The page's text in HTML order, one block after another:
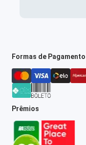
Formas de Pagamento
Prêmios